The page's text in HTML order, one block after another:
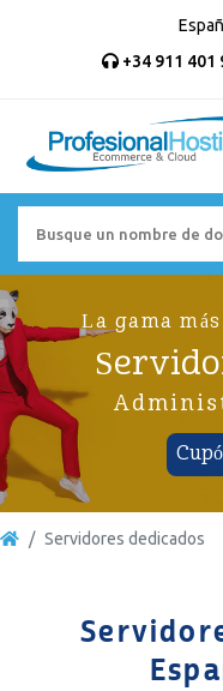
+34 911 401
La gama
Servidores dedicados